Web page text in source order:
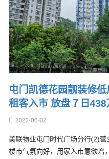
屯门凯德花园靓装修
租客入市 放盘７日438
2022-06-02
美联物业屯门时代广场分行(2)营
楼市气氛向好，用家入市意欲增